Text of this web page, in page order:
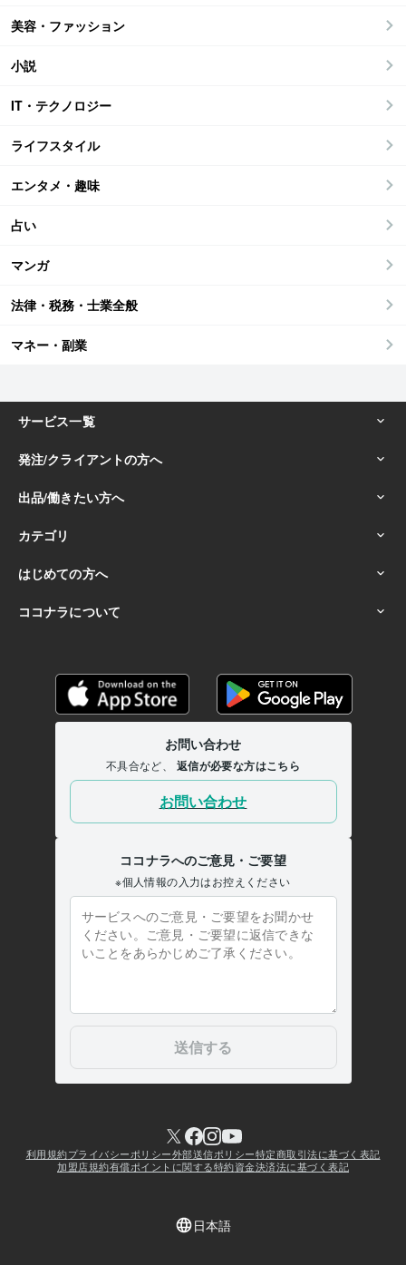
美容・ファッション
小説
IT・テクノロジー
ライフスタイル
エンタメ・趣味
占い
マンガ
法律・税務・士業全般
マネー・副業